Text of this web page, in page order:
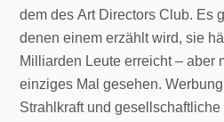
dem des Art Directors Club. Es
denen einem erzählt wird, sie
Milliarden Leute erreicht – aber
einziges Mal gesehen.
Strahlkraft und